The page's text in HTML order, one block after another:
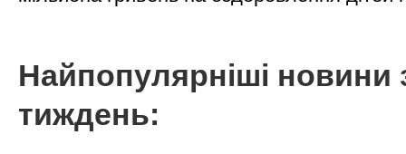
Найпопулярніші новини
тиждень: